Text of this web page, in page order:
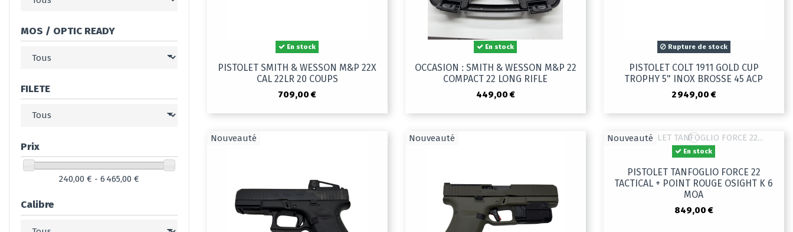
En stock
PISTOLET SMITH & WESSON M&P 22X
CAL 22LR 20 COUPS
709,00 €
En stock
OCCASION : SMITH & WESSON M&P 22
COMPACT 22 LONG RIFLE
449,00 €
Rupture de stock
PISTOLET COLT 1911 GOLD CUP
TROPHY 5" INOX BROSSE 45 ACP
2 949,00 €
Nouveauté Nouveauté Nouveauté
En stock
PISTOLET TANFOGLIO FORCE 22
TACTICAL + POINT ROUGE OSIGHT K 6
MOA
849,00 €
MOS / OPTIC READY
FILETE
Prix
240,00 € - 6 465,00 €
Calibre